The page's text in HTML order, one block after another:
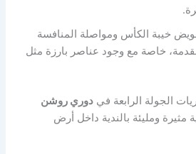
خيبة الكأس ومواصلة المنافسة
خاصة مع وجود عناصر بارزة مثل
الجولة الرابعة فيدوري روشن
مثيرة ومليئة بالندية داخل أرض